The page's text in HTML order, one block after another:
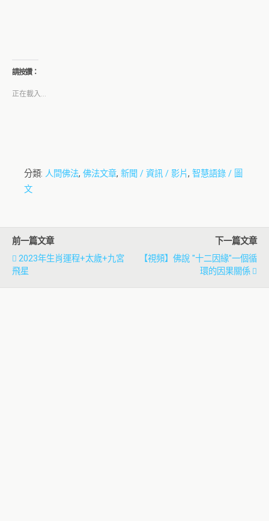
請按讚：
正在載入...
分類: 人間佛法, 佛法文章, 新聞 / 資訊 / 影片, 智慧語錄 / 圖
文
前一篇文章
2023年生肖運程+太歲+九宮
飛星
下一篇文章
【視頻】佛說 "十二因緣"一個循
環的因果關係